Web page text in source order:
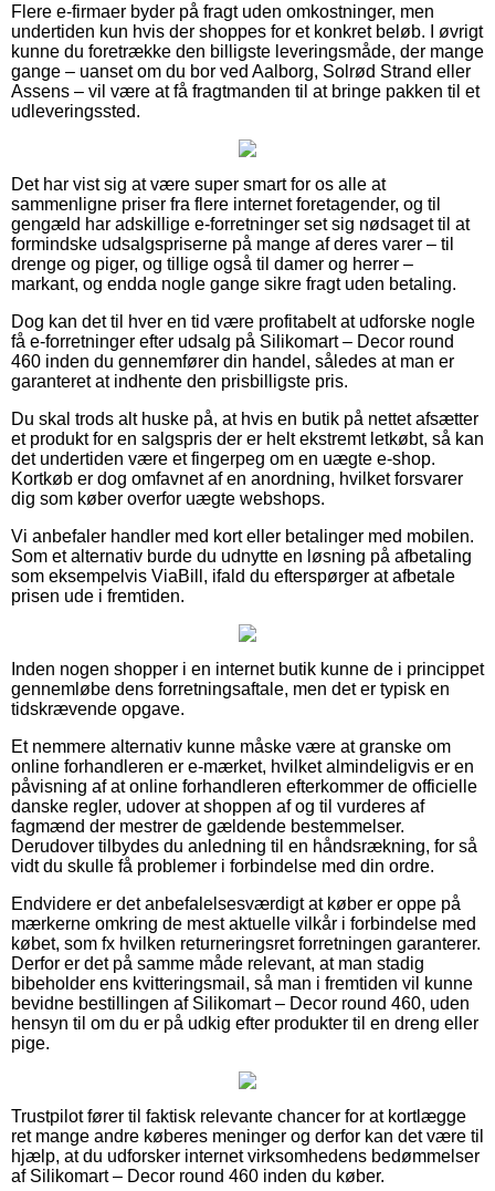
Flere e-firmaer byder på fragt uden omkostninger, men
undertiden kun hvis der shoppes for et konkret beløb. I øvrigt
kunne du foretrække den billigste leveringsmåde, der mange
gange – uanset om du bor ved Aalborg, Solrød Strand eller
Assens – vil være at få fragtmanden til at bringe pakken til et
udleveringssted.
Det har vist sig at være super smart for os alle at
sammenligne priser fra flere internet foretagender, og til
gengæld har adskillige e-forretninger set sig nødsaget til at
formindske udsalgspriserne på mange af deres varer – til
drenge og piger, og tillige også til damer og herrer –
markant, og endda nogle gange sikre fragt uden betaling.
Dog kan det til hver en tid være profitabelt at udforske nogle
få e-forretninger efter udsalg på Silikomart – Decor round
460 inden du gennemfører din handel, således at man er
garanteret at indhente den prisbilligste pris.
Du skal trods alt huske på, at hvis en butik på nettet afsætter
et produkt for en salgspris der er helt ekstremt letkøbt, så kan
det undertiden være et fingerpeg om en uægte e-shop.
Kortkøb er dog omfavnet af en anordning, hvilket forsvarer
dig som køber overfor uægte webshops.
Vi anbefaler handler med kort eller betalinger med mobilen.
Som et alternativ burde du udnytte en løsning på afbetaling
som eksempelvis ViaBill, ifald du efterspørger at afbetale
prisen ude i fremtiden.
Inden nogen shopper i en internet butik kunne de i princippet
gennemløbe dens forretningsaftale, men det er typisk en
tidskrævende opgave.
Et nemmere alternativ kunne måske være at granske om
online forhandleren er e-mærket, hvilket almindeligvis er en
påvisning af at online forhandleren efterkommer de officielle
danske regler, udover at shoppen af og til vurderes af
fagmænd der mestrer de gældende bestemmelser.
Derudover tilbydes du anledning til en håndsrækning, for så
vidt du skulle få problemer i forbindelse med din ordre.
Endvidere er det anbefalelsesværdigt at køber er oppe på
mærkerne omkring de mest aktuelle vilkår i forbindelse med
købet, som fx hvilken returneringsret forretningen garanterer.
Derfor er det på samme måde relevant, at man stadig
bibeholder ens kvitteringsmail, så man i fremtiden vil kunne
bevidne bestillingen af Silikomart – Decor round 460, uden
hensyn til om du er på udkig efter produkter til en dreng eller
pige.
Trustpilot fører til faktisk relevante chancer for at kortlægge
ret mange andre køberes meninger og derfor kan det være til
hjælp, at du udforsker internet virksomhedens bedømmelser
af Silikomart – Decor round 460 inden du køber.